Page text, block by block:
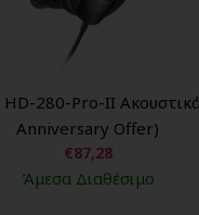
HD-280-Pro-ΙΙ
Anniversary Offer)
€87,28
Άμεσα Διαθέσιμο